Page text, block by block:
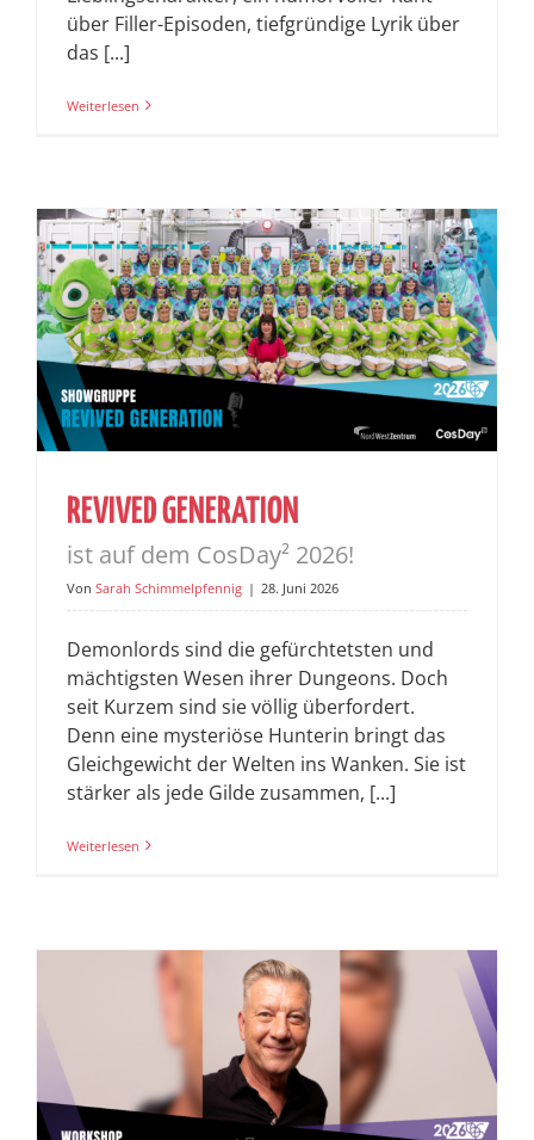
über Filler-Episoden, tiefgründige Lyrik über
das [...]
Weiterlesen
REVIVED GENERATION
ist auf dem CosDay² 2026!
Von Sarah Schimmelpfennig | 28. Juni 2026
Demonlords sind die gefürchtetsten und
mächtigsten Wesen ihrer Dungeons. Doch
seit Kurzem sind sie völlig überfordert.
Denn eine mysteriöse Hunterin bringt das
Gleichgewicht der Welten ins Wanken. Sie ist
stärker als jede Gilde zusammen, [...]
Weiterlesen